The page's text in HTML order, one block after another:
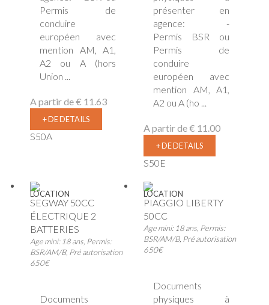
Permis de
conduire
européen avec
mention AM, A1,
A2 ou A (hors
Union ...
A partir de€ 11.63
+ DE DETAILS
S50A
présenter en
agence: -
Permis BSR ou
Permis de
conduire
européen avec
mention AM, A1,
A2 ou A (ho ...
A partir de€ 11.00
+ DE DETAILS
S50E
LOCATION
SEGWAY 50CC
ÉLECTRIQUE 2
BATTERIES
Age mini: 18 ans, Permis:
BSR/AM/B, Pré autorisation
650€
Documents
LOCATION
PIAGGIO LIBERTY
50CC
Age mini: 18 ans, Permis:
BSR/AM/B, Pré autorisation
650€
Documents
physiques à